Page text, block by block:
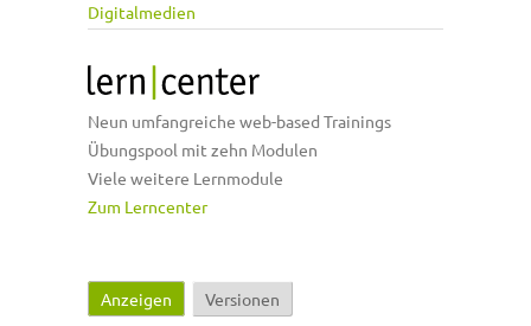
Digitalmedien
Neun umfangreiche web-based Trainings
Übungspool mit zehn Modulen
Viele weitere Lernmodule
Zum Lerncenter
Haupt-Reiter
Anzeigen (aktiver Reiter)
Versionen